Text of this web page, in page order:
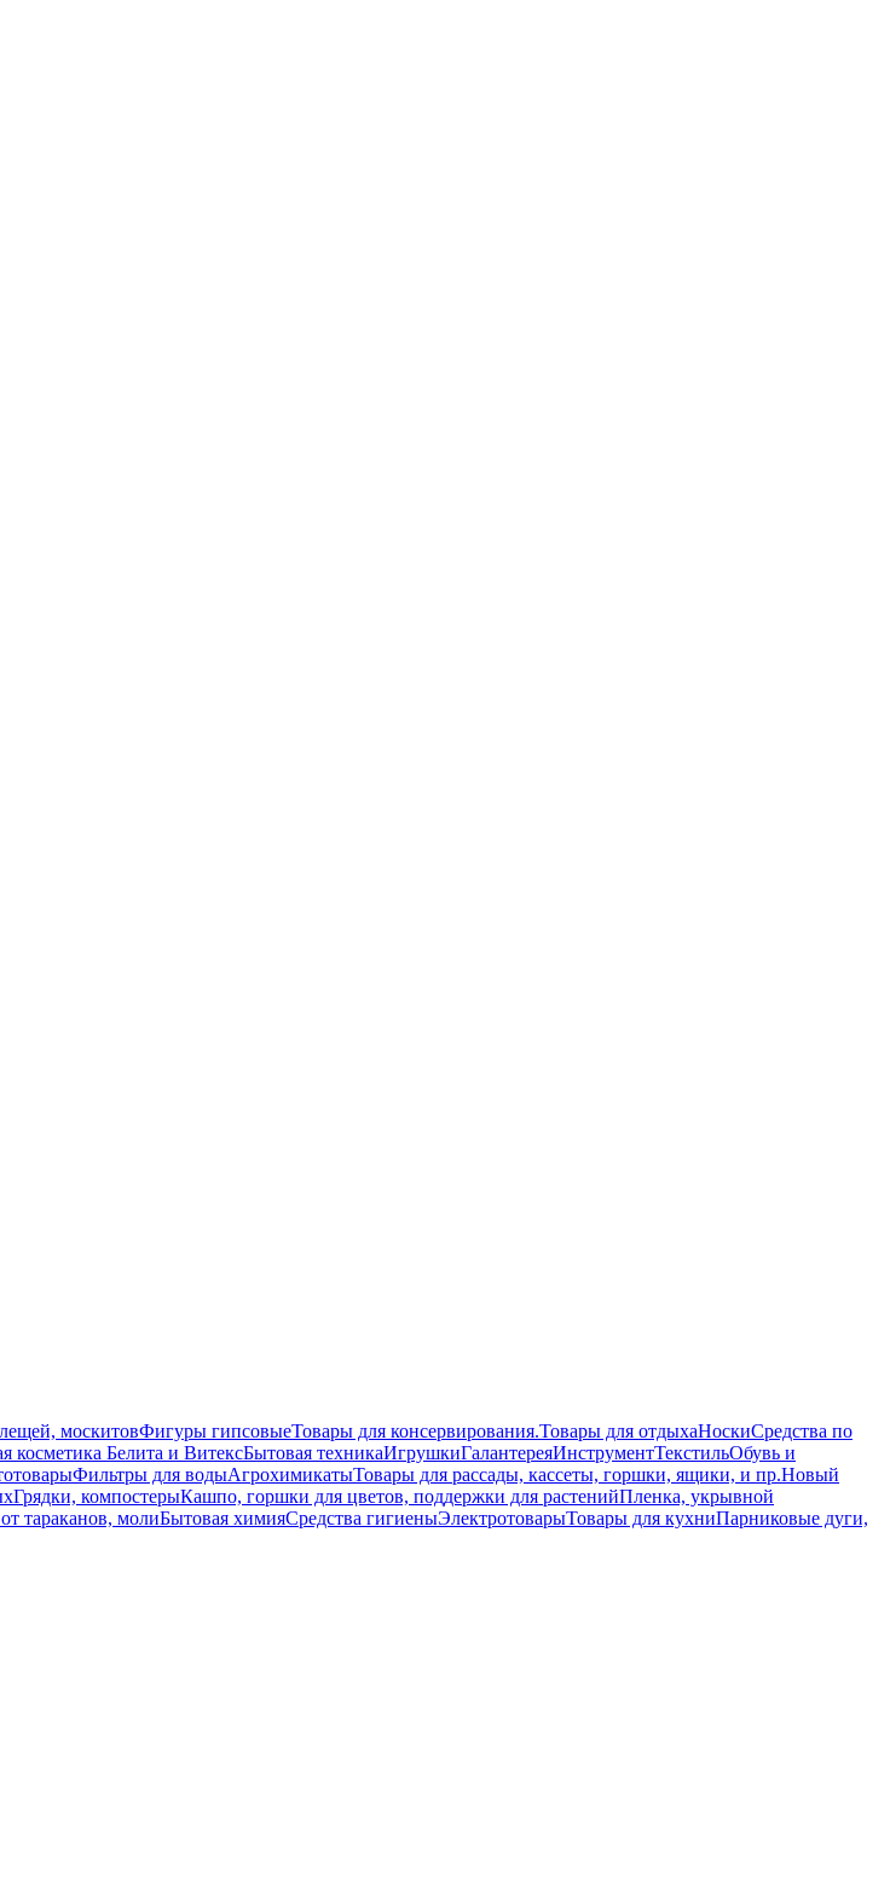
москитовФигуры гипсовыеТовары для консервирования.Товары для отдыхаНоскиСредства по
косметика Белита и ВитексБытовая техникаИгрушкиГалантереяИнструментТекстильОбувь и
Фильтры для водыАгрохимикатыТовары для рассады, кассеты, горшки, ящики, и пр.Новый
Грядки, компостерыКашпо, горшки для цветов, поддержки для растенийПленка, укрывной
тараканов, молиБытовая химияСредства гигиеныЭлектротоварыТовары для кухниПарниковые дуги,